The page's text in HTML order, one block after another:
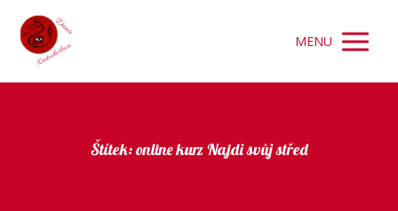
MENU
Štítek: online kurz Najdi svůj střed